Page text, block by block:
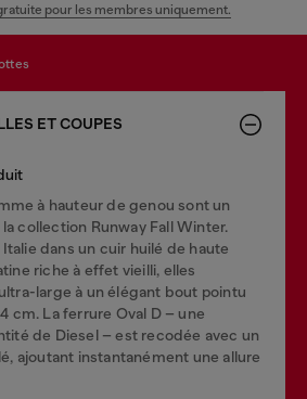
pour les membres uniquement.
ET COUPES
à hauteur de genou sont un
collection Runway Fall Winter.
dans un cuir huilé de haute
riche à effet vieilli, elles
large à un élégant bout pointu
cm. La ferrure Oval D – une
de Diesel – est recodée avec un
ajoutant instantanément une allure